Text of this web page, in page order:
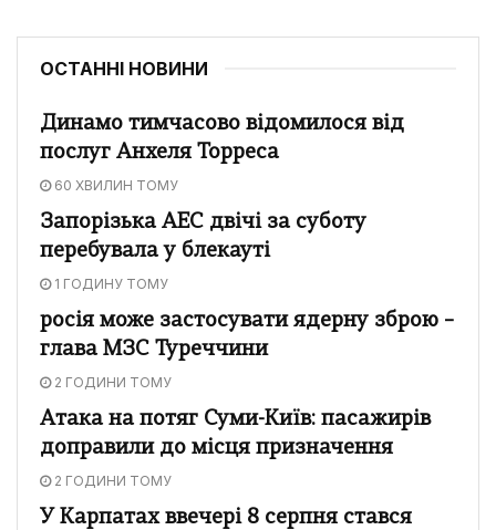
ОСТАННІ НОВИНИ
Динамо тимчасово відомилося від
послуг Анхеля Торреса
60 ХВИЛИН ТОМУ
Запорізька АЕС двічі за суботу
перебувала у блекауті
1 ГОДИНУ ТОМУ
росія може застосувати ядерну зброю –
глава МЗС Туреччини
2 ГОДИНИ ТОМУ
Атака на потяг Суми-Київ: пасажирів
доправили до місця призначення
2 ГОДИНИ ТОМУ
У Карпатах ввечері 8 серпня стався